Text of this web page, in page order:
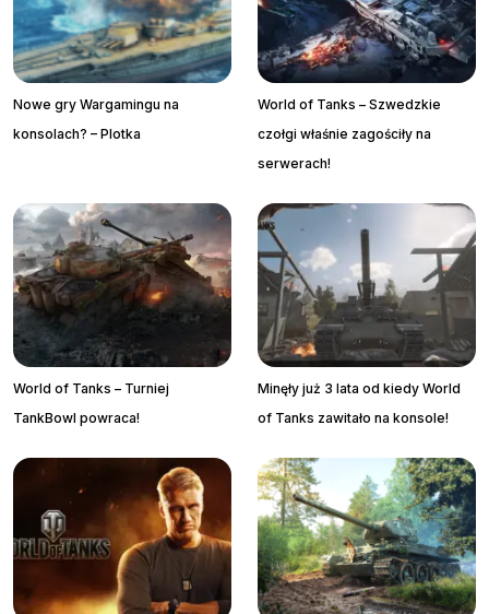
Nowe gry Wargamingu na
konsolach? – Plotka
World of Tanks – Szwedzkie
czołgi właśnie zagościły na
serwerach!
World of Tanks – Turniej
TankBowl powraca!
Minęły już 3 lata od kiedy World
of Tanks zawitało na konsole!